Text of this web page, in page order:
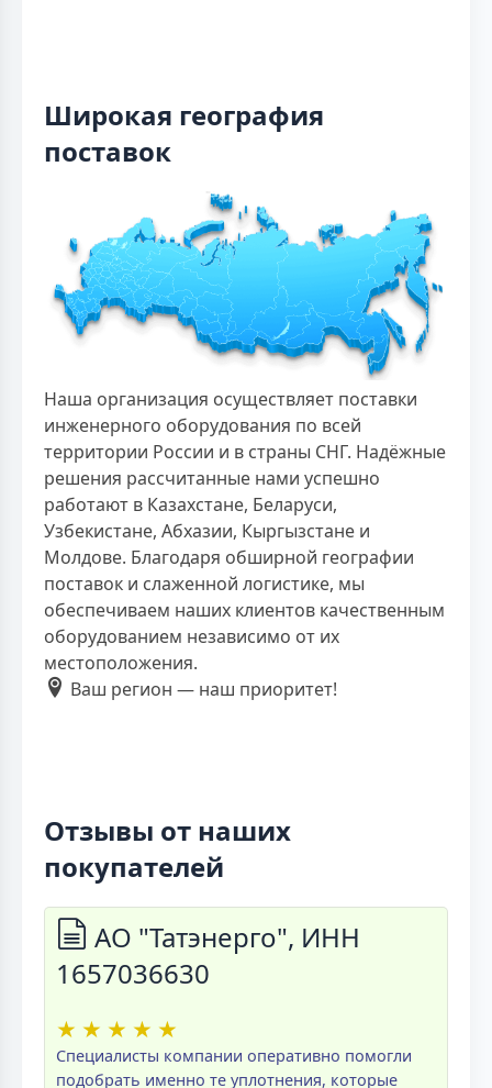
Широкая география
поставок
Наша организация осуществляет поставки
инженерного оборудования по всей
территории России и в страны СНГ. Надёжные
решения рассчитанные нами успешно
работают в Казахстане, Беларуси,
Узбекистане, Абхазии, Кыргызстане и
Молдове. Благодаря обширной географии
поставок и слаженной логистике, мы
обеспечиваем наших клиентов качественным
оборудованием независимо от их
местоположения.
Ваш регион — наш приоритет!
Отзывы от наших
покупателей
АО "Татэнерго", ИНН
1657036630
★ ★ ★ ★ ★
Специалисты компании оперативно помогли
подобрать именно те уплотнения, которые